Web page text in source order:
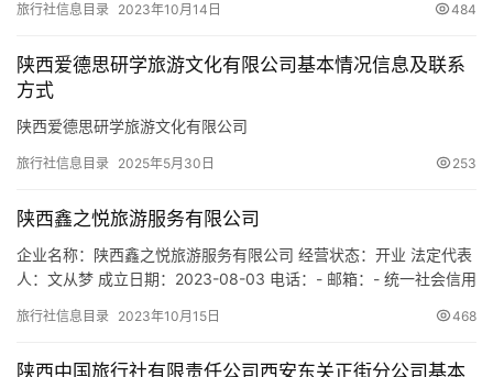
安北路41号嘉怡豪庭1幢1单元16层11606-1号 网址：- 经营范围：
让、技术推广；广告…
旅行社信息目录 2023年10月14日 484
陕西爱德思研学旅游文化有限公司基本情况信息及联系
方式
陕西爱德思研学旅游文化有限公司
旅行社信息目录 2025年5月30日 253
陕西鑫之悦旅游服务有限公司
企业名称：陕西鑫之悦旅游服务有限公司 经营状态：开业 法定代表
人：文从梦 成立日期：2023-08-03 电话：- 邮箱：- 统一社会信用
未央路12号世纪金圆B座1419室 网址：- 经营范围：一般项目：旅
旅行社信息目录 2023年10月15日 468
陕西中国旅行社有限责任公司西安东关正街分公司基本